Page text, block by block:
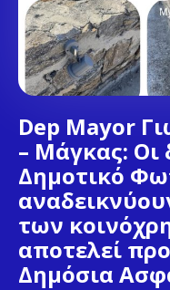
Dep Mayor
– Μάγκας: Οι
Δημοτικό
των
αποτελεί
Δημόσια